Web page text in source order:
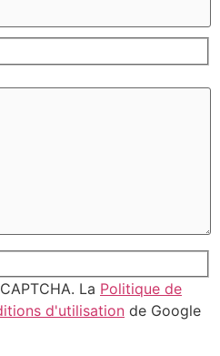
La Politique de
d'utilisation de Google